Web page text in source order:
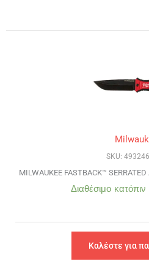
SKU:
MILWAUKEE FASTBACK™
Διαθέσιμο
Καλέστε για